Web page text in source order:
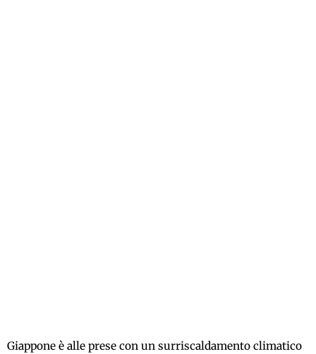
Giappone è alle prese con un surriscaldamento climatico